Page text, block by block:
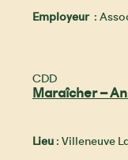
Employeur:
CDD
Maraîcher –
Lieu: Villeneuve